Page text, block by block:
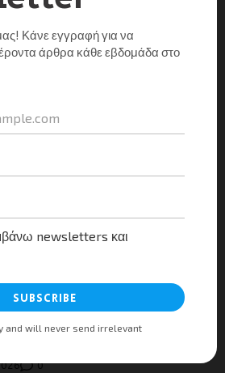
0
ταχύτητα, η ενοποίηση
και η αξιοποίηση της
επαναπροσδιορίζουν τον τρόπο
πολύ […]
WhatsApp
ViberEmail
Evernote
Greece”
0